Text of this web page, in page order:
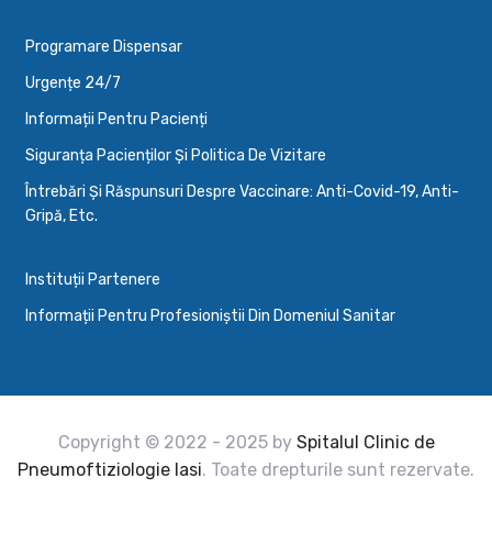
Programare Dispensar
Urgențe 24/7
Informații Pentru Pacienți
Siguranța Pacienților Și Politica De Vizitare
Întrebări Și Răspunsuri Despre Vaccinare: Anti-Covid-19, Anti-
Gripă, Etc.
Instituții Partenere
Informații Pentru Profesioniștii Din Domeniul Sanitar
Copyright © 2022 - 2025 by Spitalul Clinic de
Pneumoftiziologie Iasi. Toate drepturile sunt rezervate.